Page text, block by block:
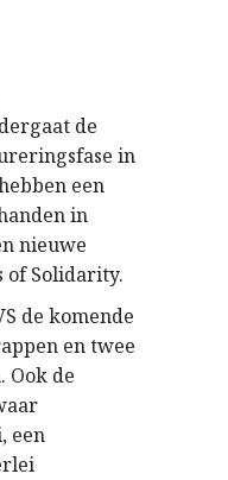
de
in
een
in
nieuwe
of Solidarity.
de komende
en twee
Ook de
een